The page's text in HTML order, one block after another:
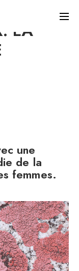
LA
une
de la
femmes.